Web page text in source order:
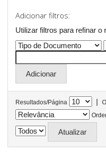
Adicionar filtros:
Utilizar filtros para refinar o
Resultados/Página |